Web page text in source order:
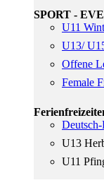
SPORT -
U11
U13/
Offene
Female
Deutsch-
U13
U11